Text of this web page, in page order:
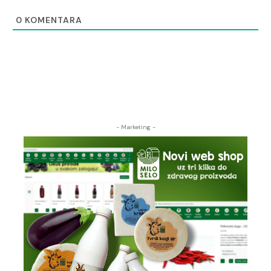
0 KOMENTARA
- Marketing -